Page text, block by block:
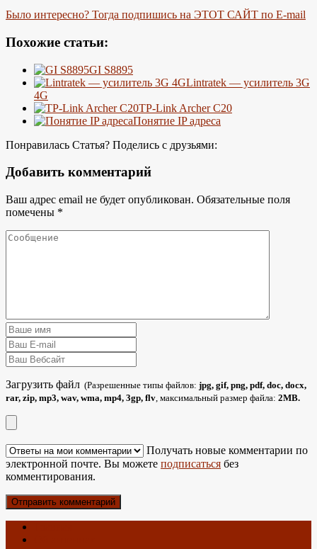
Было интересно? Тогда подпишись на ЭТОТ САЙТ по E-mail
Похожие статьи:
GI S8895
Lintratek — усилитель 3G
4G
TP-Link Archer C20
Понятие IP адреса
Понравилась Статья? Поделись с друзьями:
Добавить комментарий
Ваш адрес email не будет опубликован. Обязательные поля
помечены *
Загрузить файл (Разрешенные типы файлов: jpg, gif, png, pdf, doc, docx,
rar, zip, mp3, wav, wma, mp4, 3gp, flv, максимальный размер файла: 2MB.
Получать новые комментарии по
электронной почте. Вы можете подписаться без
комментирования.